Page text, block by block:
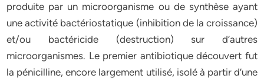
produite par un microorganisme ou de synthèse ayant
une activité bactériostatique (inhibition de la croissance)
et/ou bactéricide (destruction) sur d’autres
microorganismes. Le premier antibiotique découvert fut
la pénicilline, encore largement utilisé, isolé à partir d’une